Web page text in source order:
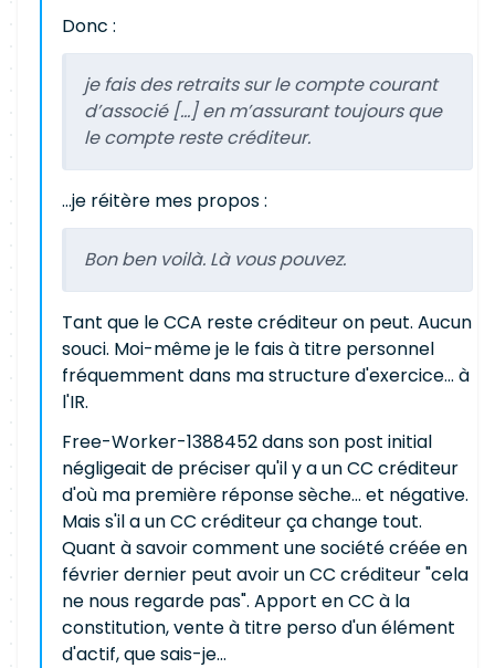
Donc :
je fais des retraits sur le compte courant
d’associé [...] en m’assurant toujours que
le compte reste créditeur.
...je réitère mes propos :
Bon ben voilà. Là vous pouvez.
Tant que le CCA reste créditeur on peut. Aucun
souci. Moi-même je le fais à titre personnel
fréquemment dans ma structure d'exercice... à
l'IR.
Free-Worker-1388452 dans son post initial
négligeait de préciser qu'il y a un CC créditeur
d'où ma première réponse sèche... et négative.
Mais s'il a un CC créditeur ça change tout.
Quant à savoir comment une société créée en
février dernier peut avoir un CC créditeur "cela
ne nous regarde pas". Apport en CC à la
constitution, vente à titre perso d'un élément
d'actif, que sais-je...